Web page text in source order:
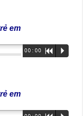
em
00:00 R P
em